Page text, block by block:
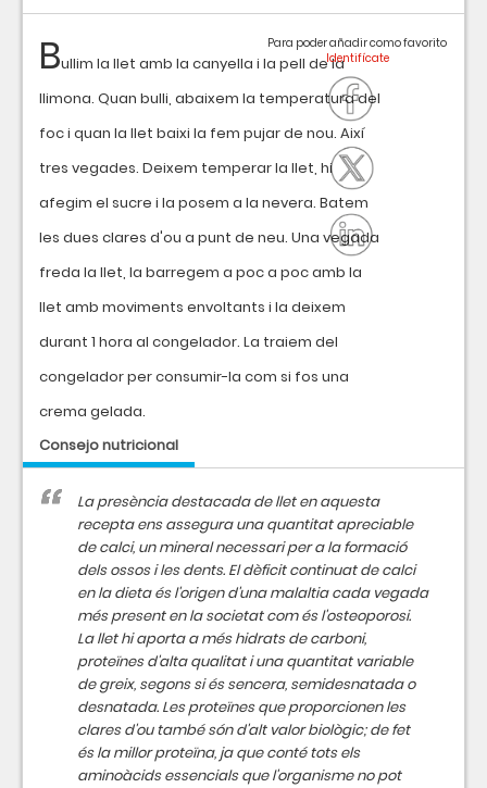
Bullim la llet amb la canyella i la pell de la
llimona. Quan bulli, abaixem la temperatura del
foc i quan la llet baixi la fem pujar de nou. Així
tres vegades. Deixem temperar la llet, hi
afegim el sucre i la posem a la nevera. Batem
les dues clares d'ou a punt de neu. Una vegada
freda la llet, la barregem a poc a poc amb la
llet amb moviments envoltants i la deixem
durant 1 hora al congelador. La traiem del
congelador per consumir-la com si fos una
crema gelada.
Consejo nutricional
La presència destacada de llet en aquesta
recepta ens assegura una quantitat apreciable
de calci, un mineral necessari per a la formació
dels ossos i les dents. El dèficit continuat de calci
en la dieta és l'origen d'una malaltia cada vegada
més present en la societat com és l'osteoporosi.
La llet hi aporta a més hidrats de carboni,
proteïnes d'alta qualitat i una quantitat variable
de greix, segons si és sencera, semidesnatada o
desnatada. Les proteïnes que proporcionen les
clares d'ou també són d'alt valor biològic; de fet
és la millor proteïna, ja que conté tots els
aminoàcids essencials que l'organisme no pot
Para poder añadir como favorito